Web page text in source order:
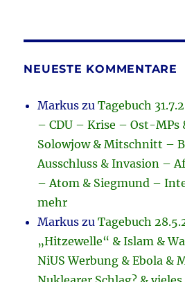
NEUESTE KOMMENTARE
Markus zuTagebuch
– CDU – Krise – Ost-MPs
Solowjow & Mitschnitt –
Ausschluss & Invasion –
– Atom & Siegmund –
mehr
Markus zuTagebuch
„Hitzewelle“ & Islam &
NiUS Werbung & Ebola &